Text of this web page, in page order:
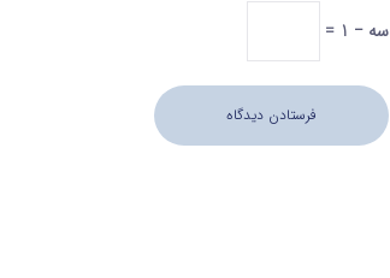
سه − 1 =